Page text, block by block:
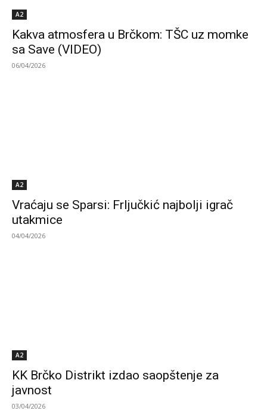
A2
Kakva atmosfera u Brčkom: TŠC uz momke
sa Save (VIDEO)
06/04/2026
A2
Vraćaju se Sparsi: Frljučkić najbolji igrač
utakmice
04/04/2026
A2
KK Brčko Distrikt izdao saopštenje za
javnost
03/04/2026